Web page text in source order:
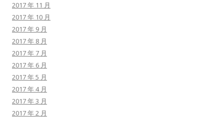
2017 年 11 月
2017 年 10 月
2017 年 9 月
2017 年 8 月
2017 年 7 月
2017 年 6 月
2017 年 5 月
2017 年 4 月
2017 年 3 月
2017 年 2 月